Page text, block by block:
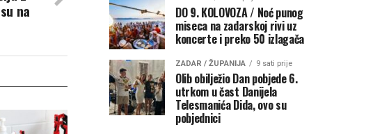
na DO 9. KOLOVOZA / Noć punog
miseca na zadarskoj rivi uz
koncerte i preko 50 izlagača
ZADAR / ŽUPANIJA 9 sati prije
Olib obilježio Dan pobjede 6.
utrkom u čast Danijela
Telesmanića Dida, ovo su
pobjednici